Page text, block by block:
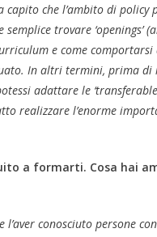
che l’ambito di policy
trovare ‘openings’
e come
In altri termini, prima
adattare le
realizzare l’enorme
a formarti. Cosa hai
conosciuto persone